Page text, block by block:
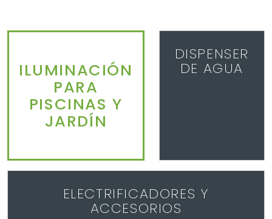
ILUMINACIÓN
PARA
PISCINAS Y
JARDÍN
DISPENSER
DE AGUA
ELECTRIFICADORES Y
ACCESORIOS